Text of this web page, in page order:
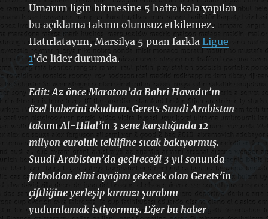
Umarım ligin bitmesine 5 hafta kala yapılan
bu açıklama takımı olumsuz etkilemez.
Hatırlatayım, Marsilya 5 puan farkla Ligue
1‘de lider durumda.
Edit: Az önce Maraton’da Bahri Havadır’ın
özel haberini okudum. Gerets Suudi Arabistan
takımı Al-Hilal’in 3 sene karşılığında 12
milyon euroluk teklifine sıcak bakıyormuş.
Suudi Arabistan’da geçireceği 3 yıl sonunda
futboldan elini ayağını çekecek olan Gerets’in
çiftliğine yerleşip kırmızı şarabını
yudumlamak istiyormuş. Eğer bu haber